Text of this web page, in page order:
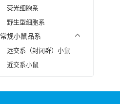
荧光细胞系
野生型细胞系
常规小鼠品系
远交系（封闭群）小鼠
近交系小鼠